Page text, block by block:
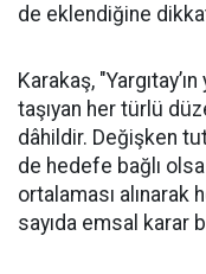
de eklendiğine
Karakaş,
taşıyan her türlü
dâhildir. Değişken
de hedefe bağlı
ortalaması alınarak
sayıda emsal karar